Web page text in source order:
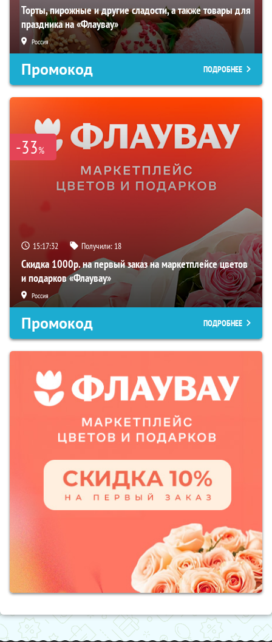
Торты, пирожные и другие сладости, а также товары для
праздника на «Флаувау»
Россия
Промокод ПОДРОБНЕЕ
-33%
15:17:31 Получили: 18
Скидка 1000р. на первый заказ на маркетплейсе цветов
и подарков «Флаувау»
Россия
Промокод ПОДРОБНЕЕ